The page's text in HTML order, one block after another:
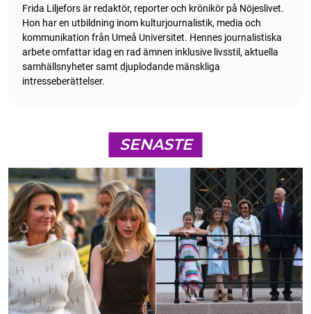
Frida Liljefors är redaktör, reporter och krönikör på Nöjeslivet.
Hon har en utbildning inom kulturjournalistik, media och
kommunikation från Umeå Universitet. Hennes journalistiska
arbete omfattar idag en rad ämnen inklusive livsstil, aktuella
samhällsnyheter samt djuplodande mänskliga
intresseberättelser.
SENASTE